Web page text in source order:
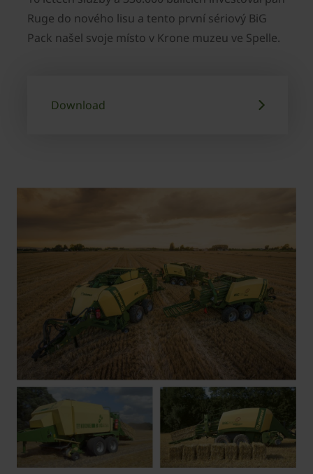
Ruge do nového lisu a tento první sériový BiG
Pack našel svoje místo v Krone muzeu ve Spelle.
Download